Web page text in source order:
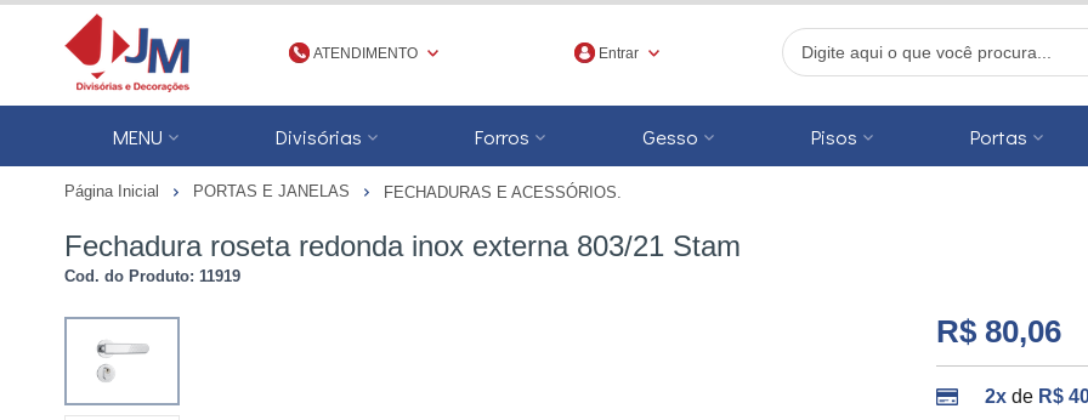
ATENDIMENTO
(48) 3623-1777
4836231777
Entrar
MENU Divisórias Forros Gesso Pisos Portas
Página Inicial PORTAS E JANELAS FECHADURAS E ACESSÓRIOS.
Fechadura roseta redonda inox externa 803/21 Stam
Cod. do Produto: 11919
R$ 80,06
2x de R$